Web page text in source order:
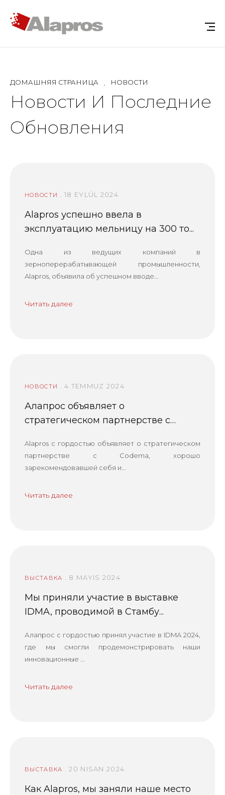
ДОМАШНЯЯ СТРАНИЦА НОВОСТИ
Новости И Последние
Обновления
НОВОСТИ . 18 EYLÜL 2024
Alapros успешно ввела в
эксплуатацию мельницу на 300 то...
Одна из ведущих компаний в
зерноперерабатывающей промышленности,
Alapros, объявила об успешном вводе...
Читать далее
НОВОСТИ . 4 TEMMUZ 2024
Алапрос объявляет о
стратегическом партнерстве с
Alapros с гордостью объявляет о стратегическом
партнерстве с Codema, хорошо
зарекомендовавшей себя и...
Читать далее
ВЫСТАВКА . 8 MAYIS 2024
Мы приняли участие в выставке
IDMA, проводимой в Стамбу...
Алапрос с гордостью принял участие в IDMA 2024,
где мы смогли продемонстрировать наши
инновационные ...
Читать далее
ВЫСТАВКА . 20 NISAN 2024
Как Alapros, мы заняли наше место